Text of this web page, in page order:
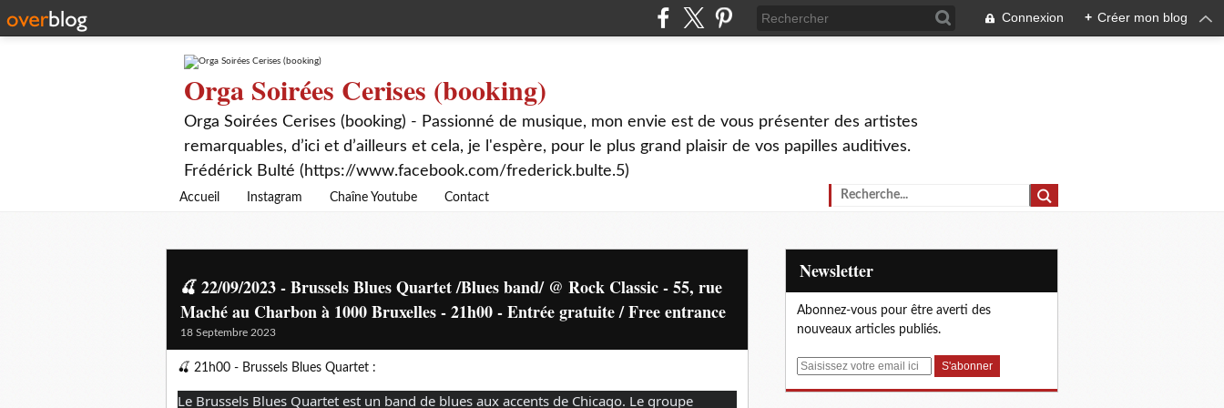
Connexion + Créer mon blog
Orga Soirées Cerises (booking)
Orga Soirées Cerises (booking) - Passionné de musique, mon envie est de vous présenter des artistes
remarquables, d’ici et d’ailleurs et cela, je l'espère, pour le plus grand plaisir de vos papilles auditives.
Frédérick Bulté (https://www.facebook.com/frederick.bulte.5)
Accueil Instagram Chaîne Youtube Contact
🍒 22/09/2023 - Brussels Blues Quartet /Blues band/ @ Rock Classic - 55, rue
Maché au Charbon à 1000 Bruxelles - 21h00 - Entrée gratuite / Free entrance
18 Septembre 2023
🍒 21h00 - Brussels Blues Quartet :
Le Brussels Blues Quartet est un band de blues aux accents de Chicago. Le groupe
Newsletter
Abonnez-vous pour être averti des
nouveaux articles publiés.
E